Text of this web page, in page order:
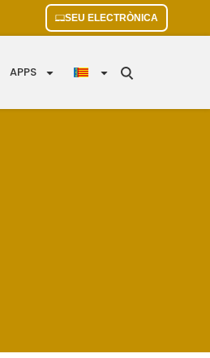
SEU ELECTRÒNICA
APPS